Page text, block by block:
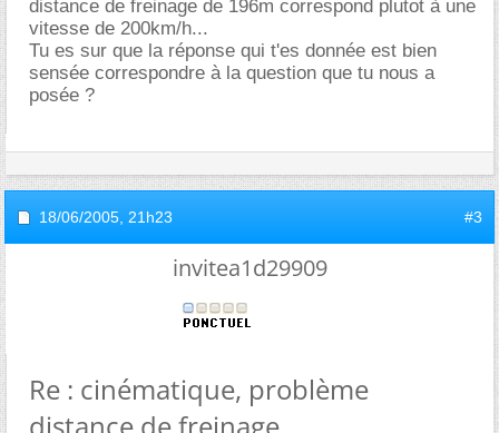
distance de freinage de 196m correspond plutot à une
vitesse de 200km/h...
Tu es sur que la réponse qui t'es donnée est bien
sensée correspondre à la question que tu nous a
posée ?
18/06/2005, 21h23 #3
invitea1d29909
Re : cinématique, problème